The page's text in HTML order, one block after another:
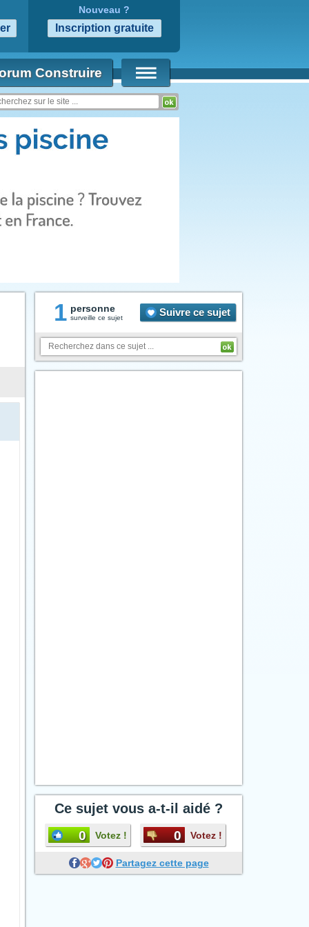
Nouveau ?
Construire
1 personne
surveille ce sujet Suivre ce sujet
Ce sujet vous a-t-il aidé ?
0 Votez ! 0 Votez !
Partagez cette page